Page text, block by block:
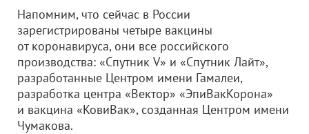
Напомним, что сейчас в России
зарегистрированы четыре вакцины
от коронавируса, они все российского
производства: «Спутник V» и «Спутник Лайт»,
разработанные Центром имени Гамалеи,
разработка центра «Вектор» «ЭпиВакКорона»
и вакцина «КовиВак», созданная Центром имени
Чумакова.